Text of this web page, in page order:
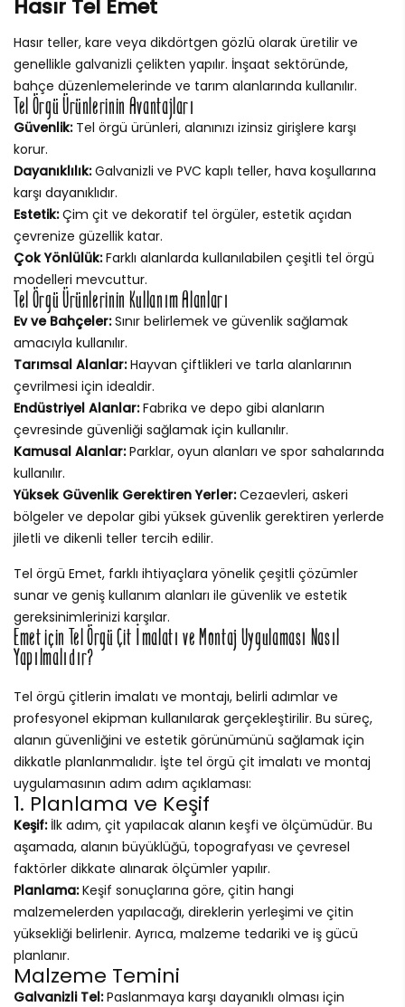
Hasır Tel Emet
Hasır teller, kare veya dikdörtgen gözlü olarak üretilir ve
genellikle galvanizli çelikten yapılır. İnşaat sektöründe,
bahçe düzenlemelerinde ve tarım alanlarında kullanılır.
Tel Örgü Ürünlerinin Avantajları
Güvenlik:Tel örgü ürünleri, alanınızı izinsiz girişlere karşı
korur.
Dayanıklılık:Galvanizli ve PVC kaplı teller, hava koşullarına
karşı dayanıklıdır.
Estetik:Çim çit ve dekoratif tel örgüler, estetik açıdan
çevrenize güzellik katar.
Çok Yönlülük:Farklı alanlarda kullanılabilen çeşitli tel örgü
modelleri mevcuttur.
Tel Örgü Ürünlerinin Kullanım Alanları
Ev ve Bahçeler:Sınır belirlemek ve güvenlik sağlamak
amacıyla kullanılır.
Tarımsal Alanlar:Hayvan çiftlikleri ve tarla alanlarının
çevrilmesi için idealdir.
Endüstriyel Alanlar:Fabrika ve depo gibi alanların
çevresinde güvenliği sağlamak için kullanılır.
Kamusal Alanlar:Parklar, oyun alanları ve spor sahalarında
kullanılır.
Yüksek Güvenlik Gerektiren Yerler:Cezaevleri, askeri
bölgeler ve depolar gibi yüksek güvenlik gerektiren yerlerde
jiletli ve dikenli teller tercih edilir.
Tel örgü Emet, farklı ihtiyaçlara yönelik çeşitli çözümler
sunar ve geniş kullanım alanları ile güvenlik ve estetik
gereksinimlerinizi karşılar.
Emet için Tel Örgü Çit İmalatı ve Montaj Uygulaması Nasıl
Yapılmalıdır?
Tel örgü çitlerin imalatı ve montajı, belirli adımlar ve
profesyonel ekipman kullanılarak gerçekleştirilir. Bu süreç,
alanın güvenliğini ve estetik görünümünü sağlamak için
dikkatle planlanmalıdır. İşte tel örgü çit imalatı ve montaj
uygulamasının adım adım açıklaması:
1. Planlama ve Keşif
Keşif:İlk adım, çit yapılacak alanın keşfi ve ölçümüdür. Bu
aşamada, alanın büyüklüğü, topografyası ve çevresel
faktörler dikkate alınarak ölçümler yapılır.
Planlama:Keşif sonuçlarına göre, çitin hangi
malzemelerden yapılacağı, direklerin yerleşimi ve çitin
yüksekliği belirlenir. Ayrıca, malzeme tedariki ve iş gücü
planlanır.
Malzeme Temini
Galvanizli Tel:Paslanmaya karşı dayanıklı olması için